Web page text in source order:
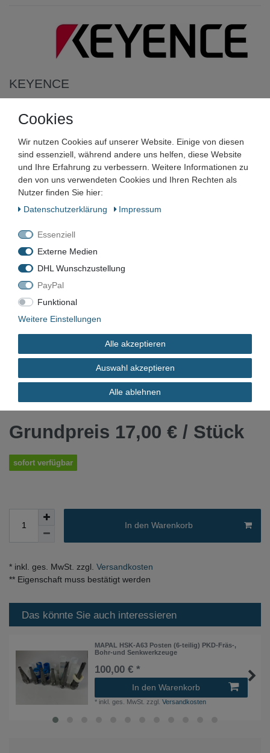
KEYENCE
KEYENCE FS-M1P PNP
Lichtleiter-Messverstärker
Haupteinheit
Artikelnummer:
Gebraucht
17,00 EUR*
Inhalt1Stück
Grundpreis 17,00 € / Stück
sofort verfügbar
In den Warenkorb
* inkl. ges. MwSt. zzgl. Versandkosten
** Eigenschaft muss bestätigt werden
Das könnte Sie auch interessieren
MAPAL HSK-A63 Posten (6-teilig) PKD-Fräs-,
Bohr-und Senkwerkzeuge
100,00 € *
In den Warenkorb
* inkl. ges. MwSt. zzgl.Versandkosten
Cookies
Wir nutzen Cookies auf unserer Website. Einige von diesen
sind essenziell, während andere uns helfen, diese Website
und Ihre Erfahrung zu verbessern. Weitere Informationen zu
den von uns verwendeten Cookies und Ihren Rechten als
Nutzer finden Sie hier:
Daten­schutz­erklärung
Impressum
Essenziell
Externe Medien
DHL Wunschzustellung
PayPal
Funktional
Weitere Einstellungen
Alle akzeptieren
Auswahl akzeptieren
Alle ablehnen